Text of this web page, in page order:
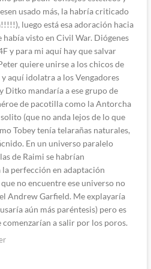
usado más, la habría criticado
luego está esa adoración hacia
había visto en Civil War. Diógenes
y para mi aquí hay que salvar
quiere unirse a los chicos de
aquí idolatra a los Vengadores
Ditko mandaría a ese grupo de
de pacotilla como la Antorcha
(que no anda lejos de lo que
Tobey tenía telarañas naturales,
En un universo paralelo
de Raimi se habrían
perfección en adaptación
no encuentre ese universo no
Andrew Garfield. Me explayaría
aún más paréntesis) pero es
comenzarían a salir por los poros.